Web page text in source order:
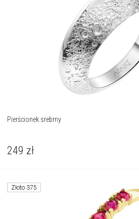
Pierścionek srebrny
249 zł
Złoto 375